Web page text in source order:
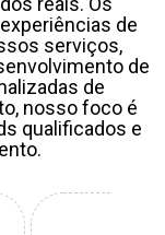
de
serviços,
de
de
nosso foco é
qualificados e